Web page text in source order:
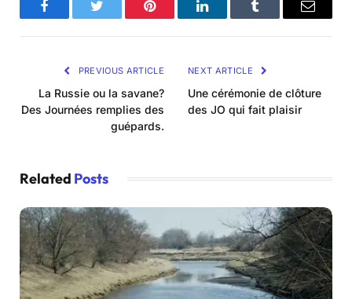
FacebookTwitter Pinterest LinkedInTumblr Email
PREVIOUS ARTICLE
La Russie ou la savane?
Des Journées remplies des
guépards.
NEXT ARTICLE
Une cérémonie de clôture
des JO qui fait plaisir
Related Posts